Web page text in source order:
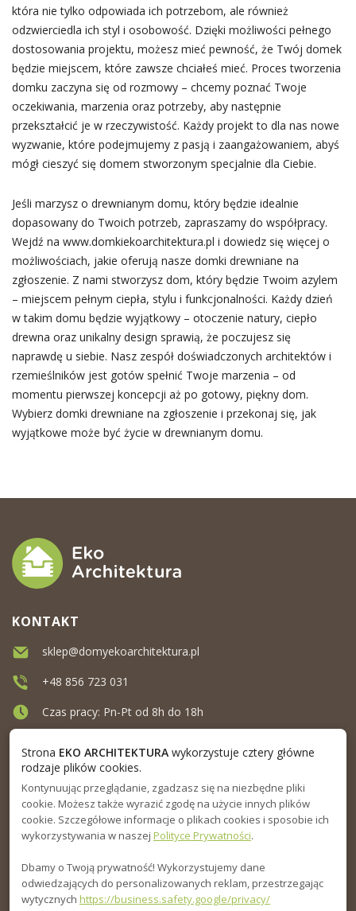
która nie tylko odpowiada ich potrzebom, ale również
odzwierciedla ich styl i osobowość. Dzięki możliwości pełnego
dostosowania projektu, możesz mieć pewność, że Twój domek
będzie miejscem, które zawsze chciałeś mieć. Proces tworzenia
domku zaczyna się od rozmowy – chcemy poznać Twoje
oczekiwania, marzenia oraz potrzeby, aby następnie
przekształcić je w rzeczywistość. Każdy projekt to dla nas nowe
wyzwanie, które podejmujemy z pasją i zaangażowaniem, abyś
mógł cieszyć się domem stworzonym specjalnie dla Ciebie.
Jeśli marzysz o drewnianym domu, który będzie idealnie
dopasowany do Twoich potrzeb, zapraszamy do współpracy.
Wejdź na www.domkiekoarchitektura.pl i dowiedz się więcej o
możliwościach, jakie oferują nasze domki drewniane na
zgłoszenie. Z nami stworzysz dom, który będzie Twoim azylem
– miejscem pełnym ciepła, stylu i funkcjonalności. Każdy dzień
w takim domu będzie wyjątkowy – otoczenie natury, ciepło
drewna oraz unikalny design sprawią, że poczujesz się
naprawdę u siebie. Nasz zespół doświadczonych architektów i
rzemieślników jest gotów spełnić Twoje marzenia – od
momentu pierwszej koncepcji aż po gotowy, piękny dom.
Wybierz domki drewniane na zgłoszenie i przekonaj się, jak
wyjątkowe może być życie w drewnianym domu.
MENU
INFORMACJA
PORADNIK
KONTAKT
sklep@domyekoarchitektura.pl
+48 856 723 031
Czas pracy: Pn-Pt od 8h do 18h
Strona EKO ARCHITEKTURAwykorzystuje cztery główne
rodzaje plików cookies.
Kontynuując przeglądanie, zgadzasz się na niezbędne pliki
cookie. Możesz także wyrazić zgodę na użycie innych plików
cookie. Szczegółowe informacje o plikach cookies i sposobie ich
wykorzystywania w naszej Polityce Prywatności.
Dbamy o Twoją prywatność! Wykorzystujemy dane
odwiedzających do personalizowanych reklam, przestrzegając
wytycznych https://business.safety.google/privacy/